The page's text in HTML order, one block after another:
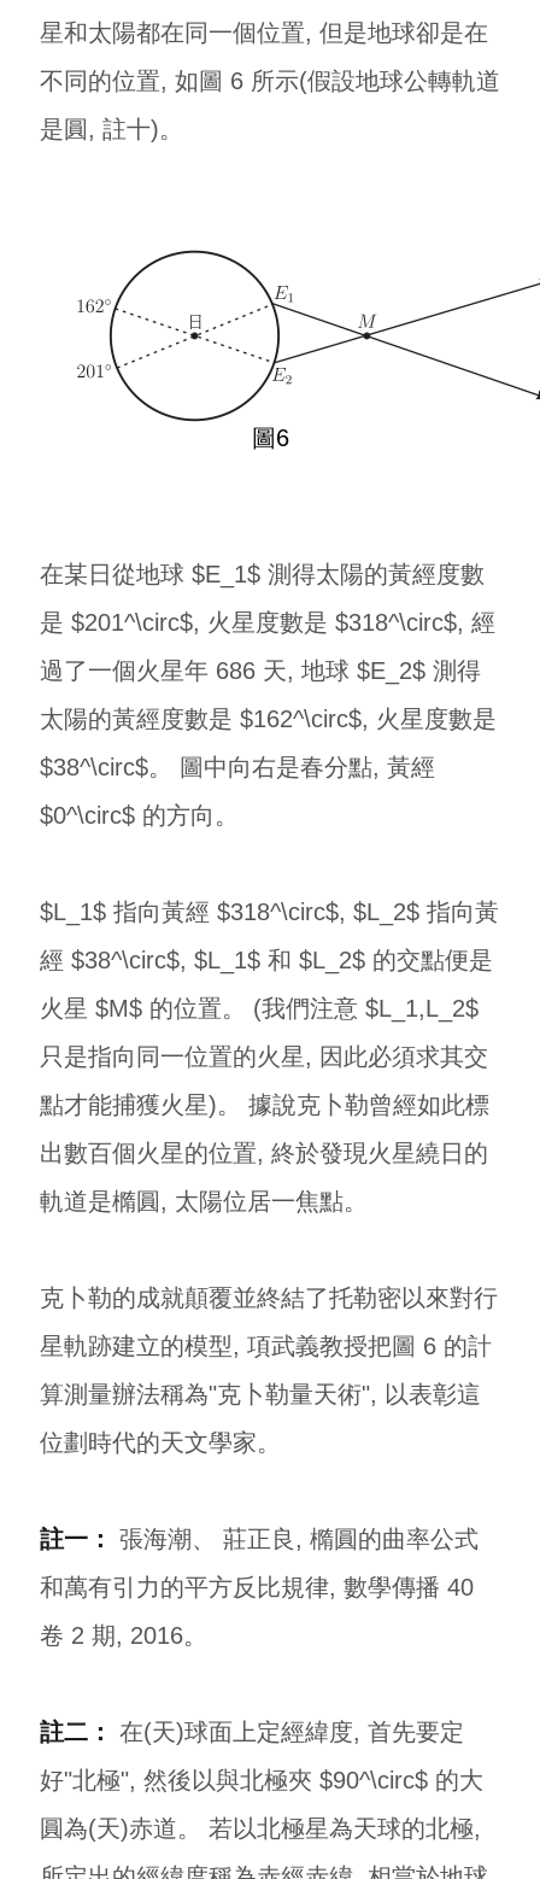
星和太陽都在同一個位置, 但是地球卻是在
不同的位置, 如圖 6 所示(假設地球公轉軌道
是圓, 註十)。
圖6
在某日從地球 $E_1$ 測得太陽的黃經度數
是 $201^\circ$, 火星度數是 $318^\circ$, 經
過了一個火星年 686 天, 地球 $E_2$ 測得
太陽的黃經度數是 $162^\circ$, 火星度數是
$38^\circ$。 圖中向右是春分點, 黃經
$0^\circ$ 的方向。
$L_1$ 指向黃經 $318^\circ$, $L_2$ 指向黃
經 $38^\circ$, $L_1$ 和 $L_2$ 的交點便是
火星 $M$ 的位置。 (我們注意 $L_1,L_2$
只是指向同一位置的火星, 因此必須求其交
點才能捕獲火星)。 據說克卜勒曾經如此標
出數百個火星的位置, 終於發現火星繞日的
軌道是橢圓, 太陽位居一焦點。
克卜勒的成就顛覆並終結了托勒密以來對行
星軌跡建立的模型, 項武義教授把圖 6 的計
算測量辦法稱為"克卜勒量天術", 以表彰這
位劃時代的天文學家。
註一：
張海潮、 莊正良, 橢圓的曲率公式
和萬有引力的平方反比規律, 數學傳播 40
卷 2 期, 2016。
註二：
在(天)球面上定經緯度, 首先要定
好"北極", 然後以與北極夾 $90^\circ$ 的大
圓為(天)赤道。 若以北極星為天球的北極,